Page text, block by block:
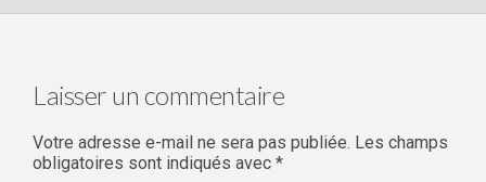
Laisser un commentaire
Votre adresse e-mail ne sera pas publiée. Les champs
obligatoires sont indiqués avec *